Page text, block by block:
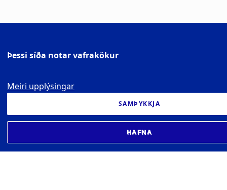
Þessi síða notar vafrakökur
Meiri upplýsingar
SAMÞYKKJA
HAFNA